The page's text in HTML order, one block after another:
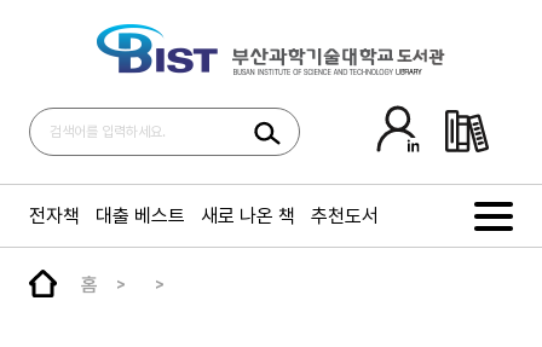
전자책 대출 베스트 새로 나온 책 추천도서
홈